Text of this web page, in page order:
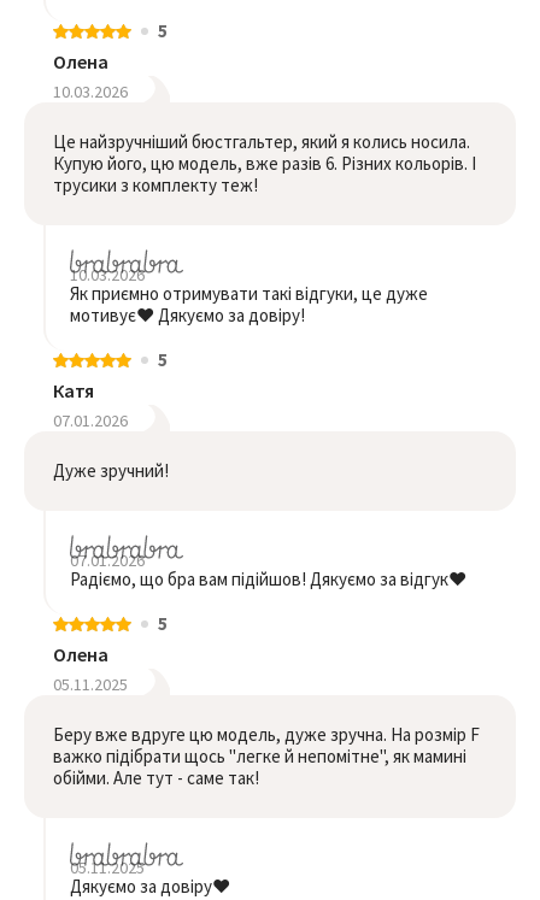
5
Олена
10.03.2026
Це найзручніший бюстгальтер, який я колись носила.
Купую його, цю модель, вже разів 6. Різних кольорів. І
трусики з комплекту теж!
10.03.2026
Як приємно отримувати такі відгуки, це дуже
мотивує❤️ Дякуємо за довіру!
5
Катя
07.01.2026
Дуже зручний!
07.01.2026
Радіємо, що бра вам підійшов! Дякуємо за відгук❤️
5
Олена
05.11.2025
Беру вже вдруге цю модель, дуже зручна. На розмір F
важко підібрати щось "легке й непомітне", як мамині
обійми. Але тут - саме так!
05.11.2025
Дякуємо за довіру❤️